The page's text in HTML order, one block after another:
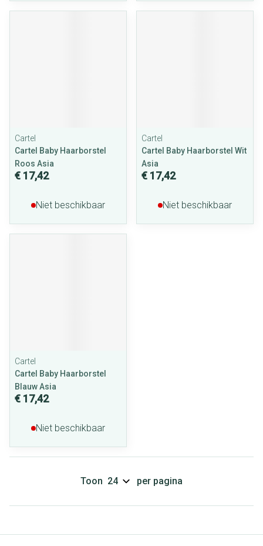
Cartel
Cartel Baby Haarborstel
Roos Asia
€ 17,42
Niet beschikbaar
Cartel
Cartel Baby Haarborstel Wit
Asia
€ 17,42
Niet beschikbaar
Cartel
Cartel Baby Haarborstel
Blauw Asia
€ 17,42
Niet beschikbaar
Toon per pagina